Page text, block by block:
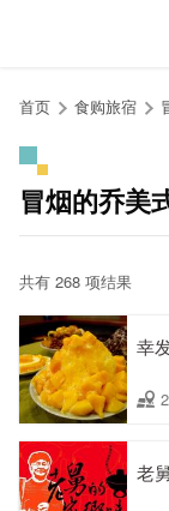
首页 食购旅宿
冒烟的乔美
共有 268 项结果
幸
老